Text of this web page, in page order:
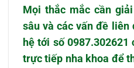
Mọi thắc mắc cần
sâu và các vấn đề liên
hệ tới số 0987.302621
trực tiếp nha khoa để